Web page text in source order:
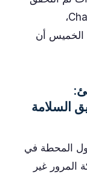
منها؛ شبكات Maersk، ومحطات Charleston،
الخميس أن
السلامة
حول المحطة في
المرور غير